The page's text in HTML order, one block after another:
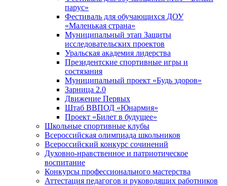
парус»
Фестиваль для обучающихся ДОУ
«Маленькая страна»
Муниципальный этап Защиты
исследовательских проектов
Уральская академия лидерства
Президентские спортивные игры и
состязания
Муниципальный проект «Будь здоров»
Зарница 2.0
Движение Первых
Штаб ВВПОД «Юнармия»
Проект «Билет в будущее»
Школьные спортивные клубы
Всероссийская олимпиада школьников
Всероссийский конкурс сочинений
Духовно-нравственное и патриотическое
воспитание
Конкурсы профессионального мастерства
Аттестация педагогов и руководящих работников